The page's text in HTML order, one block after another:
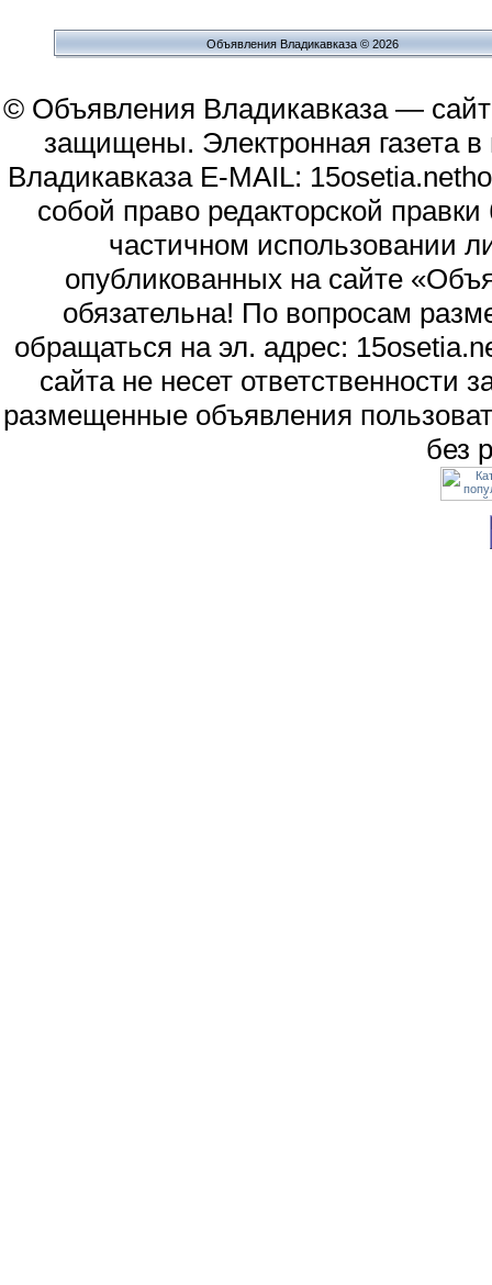
Объявления Владикавказа © 2026
© Объявления Владикавказа —
защищены. Электронная газета
Владикавказа E-MAIL:
собой право редакторской
частичном использовании
опубликованных на сайте
обязательна! По вопросам
обращаться на эл. адрес:
сайта не несет
размещенные объявления
без